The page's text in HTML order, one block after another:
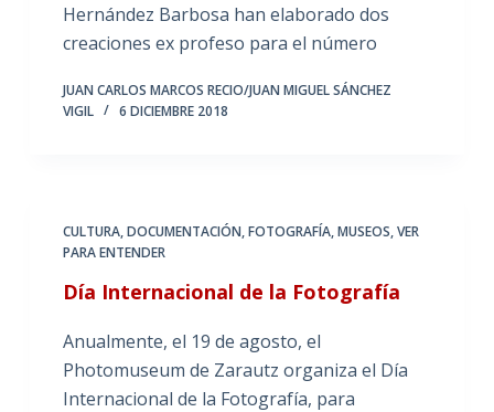
Hernández Barbosa han elaborado dos
creaciones ex profeso para el número
JUAN CARLOS MARCOS RECIO/JUAN MIGUEL SÁNCHEZ
VIGIL
6 DICIEMBRE 2018
CULTURA,DOCUMENTACIÓN,FOTOGRAFÍA,MUSEOS,VER
PARA ENTENDER
Día Internacional de la Fotografía
Anualmente, el 19 de agosto, el
Photomuseum de Zarautz organiza el Día
Internacional de la Fotografía, para